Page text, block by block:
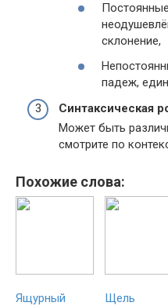
склонение,
падеж,
Синтаксическая
Может быть
смотрите по
Похожие слова:
Ящурный Щель